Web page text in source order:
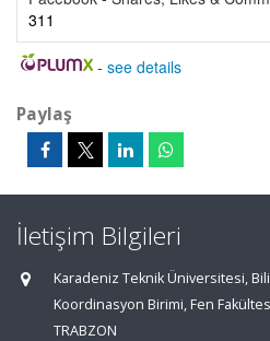
311
- see details
Paylaş
İletişim Bilgileri
Karadeniz Teknik Üniversitesi,
Koordinasyon Birimi, Fen
TRABZON